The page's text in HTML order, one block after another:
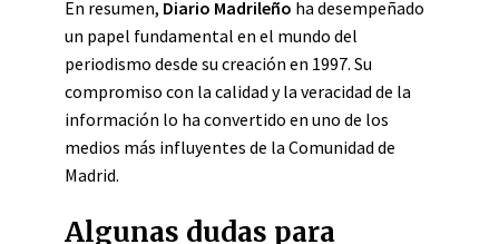
En resumen, Diario Madrileño ha desempeñado
un papel fundamental en el mundo del
periodismo desde su creación en 1997. Su
compromiso con la calidad y la veracidad de la
información lo ha convertido en uno de los
medios más influyentes de la Comunidad de
Madrid.
Algunas dudas para